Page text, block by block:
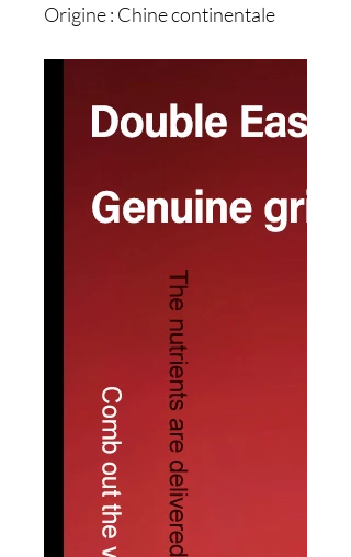
Origine : Chine continentale